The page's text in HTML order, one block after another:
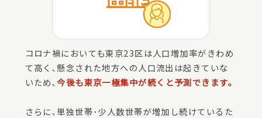
コロナ禍においても東京23区は人口増加率がきわめ
て高く､懸念された地方への人口流出は起きていな
いため､今後も東京一極集中が続くと予測できます。
さらに､単独世帯･少人数世帯が増加し続けているた